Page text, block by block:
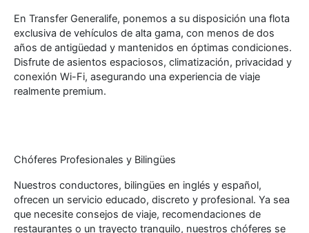
En Transfer Generalife, ponemos a su disposición una flota
exclusiva de vehículos de alta gama, con menos de dos
años de antigüedad y mantenidos en óptimas condiciones.
Disfrute de asientos espaciosos, climatización, privacidad y
conexión Wi-Fi, asegurando una experiencia de viaje
realmente premium.
Chóferes Profesionales y Bilingües
Nuestros conductores, bilingües en inglés y español,
ofrecen un servicio educado, discreto y profesional. Ya sea
que necesite consejos de viaje, recomendaciones de
restaurantes o un trayecto tranquilo, nuestros chóferes se